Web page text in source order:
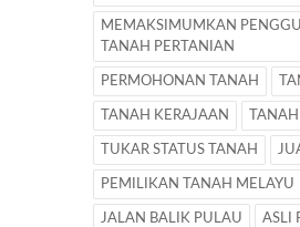
MEMAKSIMUMKAN
TANAH PERTANIAN
PERMOHONAN TANAH
TANAH KERAJAAN
TUKAR STATUS TANAH
PEMILIKAN TANAH MELAYU
JALAN BALIK PULAU ASLI